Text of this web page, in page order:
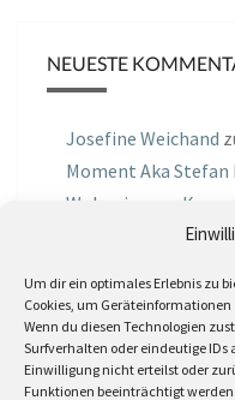
Um dir ein optimales Erlebnis zu
Cookies, um
Wenn du diesen Technologien
Surfverhalten oder eindeutige IDs
Einwilligung nicht erteilst oder
Funktionen beeinträchtigt werden.
NEUESTE
Josefine Weichand
Moment Aka Stefan
Wohnzimmer
Podcast Nr.01 vom
MIRI IN THE GREEN
Hemingway Lounge,